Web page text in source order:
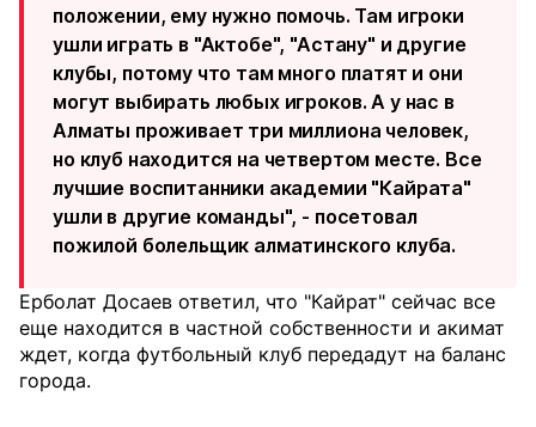
положении, ему нужно помочь. Там игроки
ушли играть в "Актобе", "Астану" и другие
клубы, потому что там много платят и они
могут выбирать любых игроков. А у нас в
Алматы проживает три миллиона человек,
но клуб находится на четвертом месте. Все
лучшие воспитанники академии "Кайрата"
ушли в другие команды", - посетовал
пожилой болельщик алматинского клуба.
Ерболат Досаев ответил, что "Кайрат" сейчас все
еще находится в частной собственности и акимат
ждет, когда футбольный клуб передадут на баланс
города.